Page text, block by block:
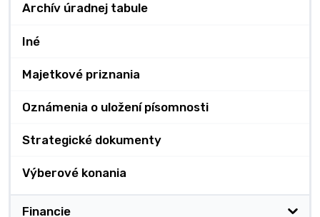
Archív úradnej tabule
Iné
Majetkové priznania
Oznámenia o uložení písomnosti
Strategické dokumenty
Výberové konania
Financie